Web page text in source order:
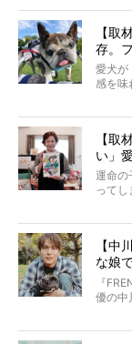
んの
ントが
LIFE
そんな
た。
【取
存。
愛犬が
感を味
たひ
とこ
症し、
きの年
た。
いいま
この
太郎
アにつ
【取
い」
運命の
ってし
り添
その悲
いて
こんな
ていた
ぼく
と思っ
【中
な娘
ッグ
『
優の中
マち